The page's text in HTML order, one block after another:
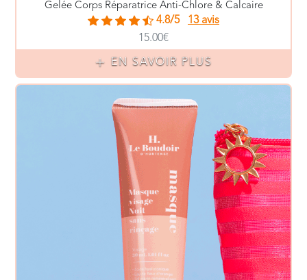
Gelée Corps Réparatrice Anti-Chlore & Calcaire
4.8/5
13 avis
15.00€
EN SAVOIR PLUS